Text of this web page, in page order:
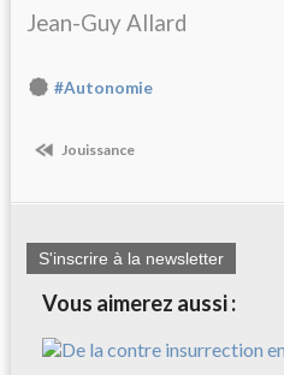
Jean-Guy Allard
#Autonomie
Jouissance
S'inscrire à la newsletter
Vous aimerez aussi :